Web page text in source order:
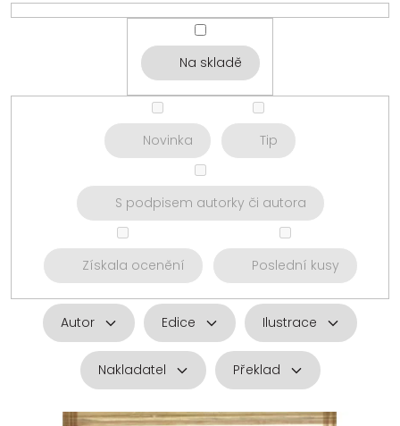
Na skladě
Novinka Tip
S podpisem autorky či autora
Získala ocenění Poslední kusy
Autor Edice Ilustrace
Nakladatel Překlad